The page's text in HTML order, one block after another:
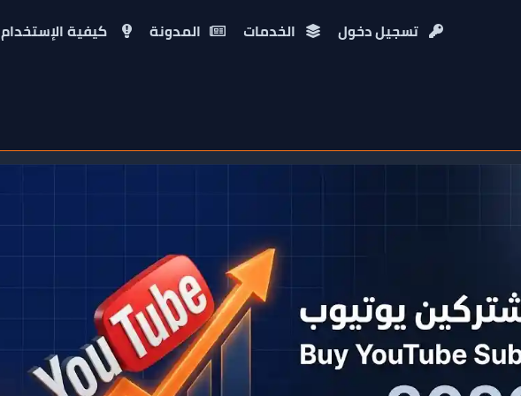
تسجيل دخول الخدمات المدونة كيفية الإستخدام